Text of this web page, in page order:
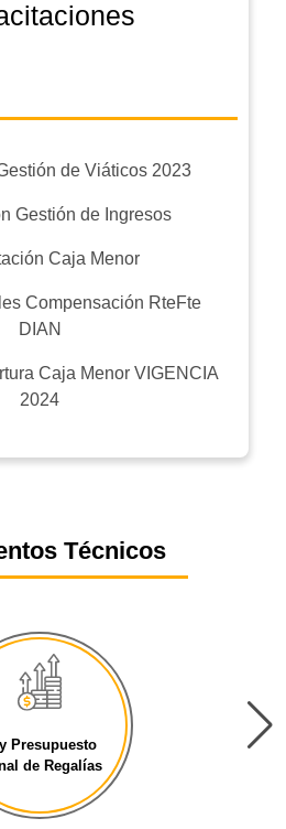
de Viáticos 2023
Gestión de Ingresos
Caja Menor
Compensación RteFte
DIAN
Caja Menor VIGENCIA
2024
Técnicos
Presupuesto
de Regalías